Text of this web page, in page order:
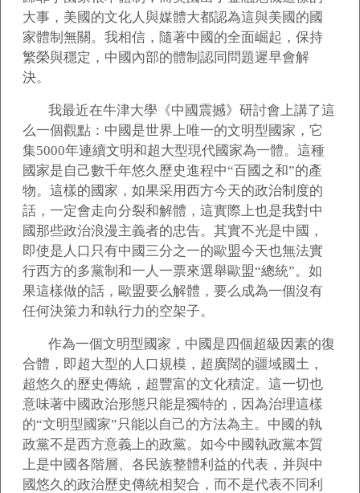
大事，美國的文化人與媒體大都認為這與美國的國
家體制無關。我相信，隨著中國的全面崛起，保持
繁榮與穩定，中國內部的體制認同問題遲早會解
決。
我最近在牛津大學《中國震撼》研討會上講了這
么一個觀點：中國是世界上唯一的文明型國家，它
集5000年連續文明和超大型現代國家為一體。這種
國家是自己數千年悠久歷史進程中“百國之和”的產
物。這樣的國家，如果采用西方今天的政治制度的
話，一定會走向分裂和解體，這實際上也是我對中
國那些政治浪漫主義者的忠告。其實不光是中國，
即使是人口只有中國三分之一的歐盟今天也無法實
行西方的多黨制和一人一票來選舉歐盟“總統”。如
果這樣做的話，歐盟要么解體，要么成為一個沒有
任何決策力和執行力的空架子。
作為一個文明型國家，中國是四個超級因素的復
合體，即超大型的人口規模，超廣闊的疆域國土，
超悠久的歷史傳統，超豐富的文化積淀。這一切也
意味著中國政治形態只能是獨特的，因為治理這樣
的“文明型國家”只能以自己的方法為主。中國的執
政黨不是西方意義上的政黨。如今中國執政黨本質
上是中國各階層、各民族整體利益的代表，并與中
國悠久的政治歷史傳統相契合，而不是代表不同利